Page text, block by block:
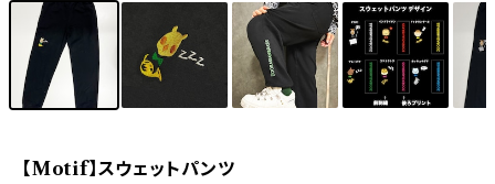
【Motif】スウェットパンツ